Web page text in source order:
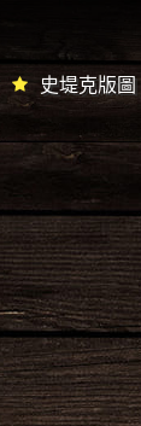
史堤克版圖